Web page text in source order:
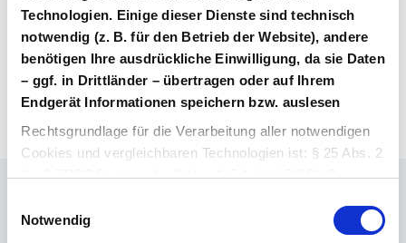
Technologien. Einige dieser Dienste sind technisch
notwendig (z. B. für den Betrieb der Website), andere
benötigen Ihre ausdrückliche Einwilligung, da sie Daten
– ggf. in Drittländer – übertragen oder auf Ihrem
Endgerät Informationen speichern bzw. auslesen
Rechtsgrundlage für die Verarbeitung aller notwendigen
Cookies und vergleichbaren Technologien ist: § 25 Abs. 2
Nr. 2 TDDDG i.V.m. Art 6 Abs. 1 S.1 lit. f) DSGVO.
Rechtsgrundlage für die Verarbeitung aller weiteren
Notwendig
direkt registrieren.
Login Arzneimittel Konto erstellen
Ihr Ansprechpartner